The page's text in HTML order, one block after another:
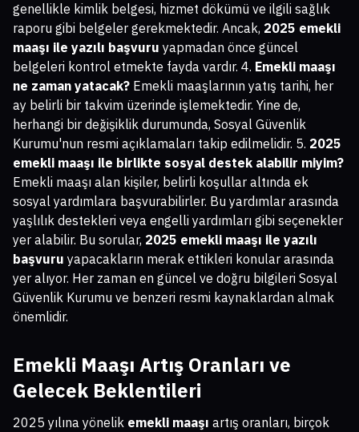
genellikle kimlik belgesi, hizmet dökümü ve ilgili sağlık
raporu gibi belgeler gerekmektedir. Ancak, 2025 emekli
maaşı ile yazılı başvuru yapmadan önce güncel
belgeleri kontrol etmekte fayda vardır. 4. Emekli maaşı
ne zaman yatacak? Emekli maaşlarının yatış tarihi, her
ay belirli bir takvim üzerinde işlemektedir. Yine de,
herhangi bir değişiklik durumunda, Sosyal Güvenlik
Kurumu'nun resmi açıklamaları takip edilmelidir. 5. 2025
emekli maaşı ile birlikte sosyal destek alabilir miyim?
Emekli maaşı alan kişiler, belirli koşullar altında ek
sosyal yardımlara başvurabilirler. Bu yardımlar arasında
yaşlılık destekleri veya engelli yardımları gibi seçenekler
yer alabilir. Bu sorular, 2025 emekli maaşı ile yazılı
başvuru yapacakların merak ettikleri konular arasında
yer alıyor. Her zaman en güncel ve doğru bilgileri Sosyal
Güvenlik Kurumu ve benzeri resmi kaynaklardan almak
önemlidir.
Emekli Maaşı Artış Oranları ve
Gelecek Beklentileri
2025 yılına yönelik emekli maaşı artış oranları, birçok